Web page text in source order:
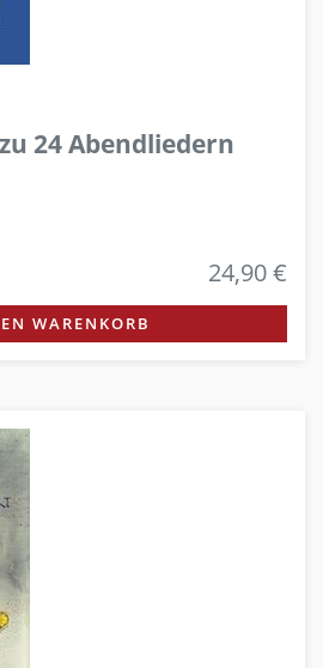
24 Abendliedern
24,90 €
WARENKORB